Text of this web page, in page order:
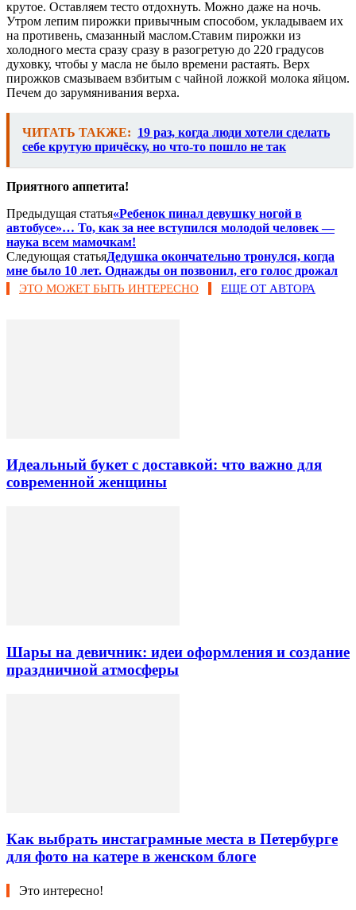
крутое. Оставляем тесто отдохнуть. Можно даже на ночь.
Утром лепим пирожки привычным способом, укладываем их
на противень, смазанный маслом.Ставим пирожки из
холодного места сразу сразу в разогретую до 220 градусов
духовку, чтобы у масла не было времени растаять. Верх
пирожков смазываем взбитым с чайной ложкой молока яйцом.
Печем до зарумянивания верха.
ЧИТАТЬ ТАКЖЕ: 19 раз, когда люди хотели сделать
себе крутую причёску, но что-то пошло не так
Приятного аппетита!
Предыдущая статья«Ребенок пинал девушку ногой в
автобусе»… То, как за нее вступился молодой человек —
наука всем мамочкам!
Следующая статьяДедушка окончательно тронулся, когда
мне было 10 лет. Однажды он позвонил, его голос дрожал
ЭТО МОЖЕТ БЫТЬ ИНТЕРЕСНО ЕЩЕ ОТ АВТОРА
Идеальный букет с доставкой: что важно для
современной женщины
Шары на девичник: идеи оформления и создание
праздничной атмосферы
Как выбрать инстаграмные места в Петербурге
для фото на катере в женском блоге
Это интересно!